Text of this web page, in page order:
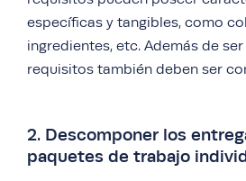
específicas y tangibles, como
ingredientes, etc. Además de
requisitos también deben ser
2. Descomponer los
paquetes de trabajo